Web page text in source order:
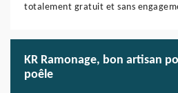
totalement gratuit et sans
KR Ramonage, bon artisan
poêle